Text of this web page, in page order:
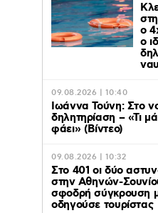
ο
ο
09.08.2026 | 10:40
Ιωάννα Τούνη: Στο
δηλητηρίαση – «Τι
φάει» (Βίντεο)
09.08.2026 | 10:32
Στο 401 οι δύο
στην Αθηνών-
σφοδρή σύγκρουση
οδηγούσε τουρίστας